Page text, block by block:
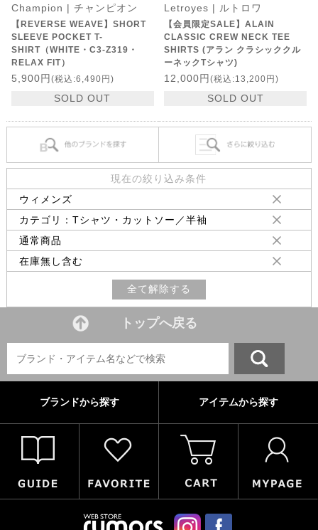
Champion | チャンピオン
【REVERSE WEAVE】SHORT
SLEEVE POCKET T-
SHIRT（WHITE・C3-Z319・
RELAX FIT）
5,900円 (税込:6,490円)
SOLD OUT
Letroyes | ルトロワ
【会員限定SALE】ALAIN
CLASSIC CREW NECK TEE
SHIRTS (アラン クラシッククル
ーネックTシャツ)
12,000円 (税込:13,200円)
SOLD OUT
現在の絞り込み条件
ウィメンズ
カテゴリ：Tシャツ・カットソー／半袖
通常商品
在庫無し含む
全て解除する
トップへ戻る
ブランドから探す アイテムから探す